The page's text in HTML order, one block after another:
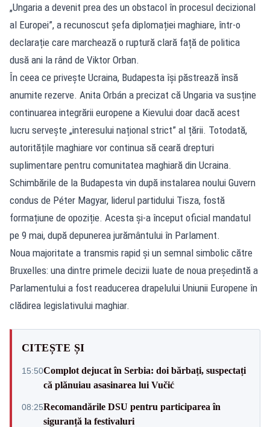
„Ungaria a devenit prea des un obstacol în procesul decizional
al Europei”, a recunoscut șefa diplomației maghiare, într-o
declarație care marchează o ruptură clară față de politica
dusă ani la rând de Viktor Orban.
În ceea ce privește Ucraina, Budapesta își păstrează însă
anumite rezerve. Anita Orbán a precizat că Ungaria va susține
continuarea integrării europene a Kievului doar dacă acest
lucru servește „interesului național strict” al țării. Totodată,
autoritățile maghiare vor continua să ceară drepturi
suplimentare pentru comunitatea maghiară din Ucraina.
Schimbările de la Budapesta vin după instalarea noului Guvern
condus de Péter Magyar, liderul partidului Tisza, fostă
formațiune de opoziție. Acesta și-a început oficial mandatul
pe 9 mai, după depunerea jurământului în Parlament.
Noua majoritate a transmis rapid și un semnal simbolic către
Bruxelles: una dintre primele decizii luate de noua președintă a
Parlamentului a fost readucerea drapelului Uniunii Europene în
clădirea legislativului maghiar.
CITEȘTE ȘI
15:50Complot dejucat în Serbia: doi bărbați, suspectați
că plănuiau asasinarea lui Vučić
08:25Recomandările DSU pentru participarea în
siguranță la festivaluri